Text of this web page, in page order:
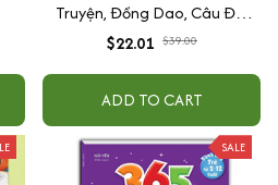
Truyện, Đồng Dao, Câu Đố,
Tập Nói Tập Đọc Cho Bé 0-6
$22.01 $39.00
ADD TO CART
SALE